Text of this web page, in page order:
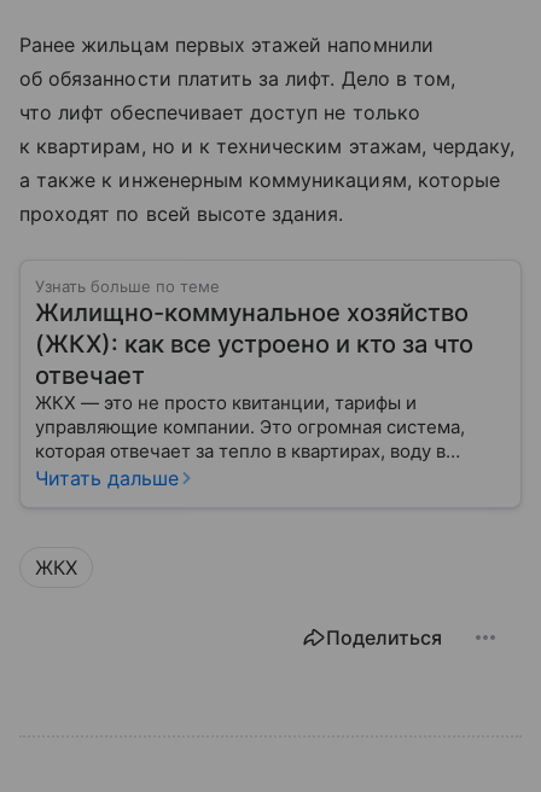
Ранее жильцам первых этажей напомнили
об обязанности платить за лифт. Дело в том,
что лифт обеспечивает доступ не только
к квартирам, но и к техническим этажам, чердаку,
а также к инженерным коммуникациям, которые
проходят по всей высоте здания.
Узнать больше по теме
Жилищно-коммунальное хозяйство
(ЖКХ): как все устроено и кто за что
отвечает
ЖКХ — это не просто квитанции, тарифы и
управляющие компании. Это огромная система,
которая отвечает за тепло в квартирах, воду в
кране, освещение улиц и чистоту во дворах.
Читать дальше
ЖКХ
Поделиться